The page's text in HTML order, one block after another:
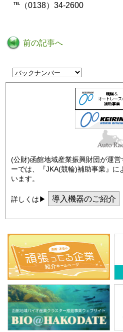
℡（0138）34-2600
前の記事へ
(公財)函館地域産業振興財団が運
ーでは、『JKA(競輪)補助事業』に
います。
詳しくは▶ 導入機器のご紹介